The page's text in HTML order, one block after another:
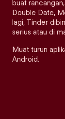
buat
Double Date,
lagi, Tinder
serius atau di
Muat turun
Android.